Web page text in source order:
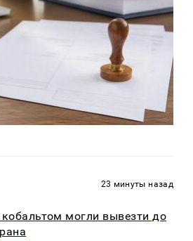
23 минуты назад
могли вывезти до